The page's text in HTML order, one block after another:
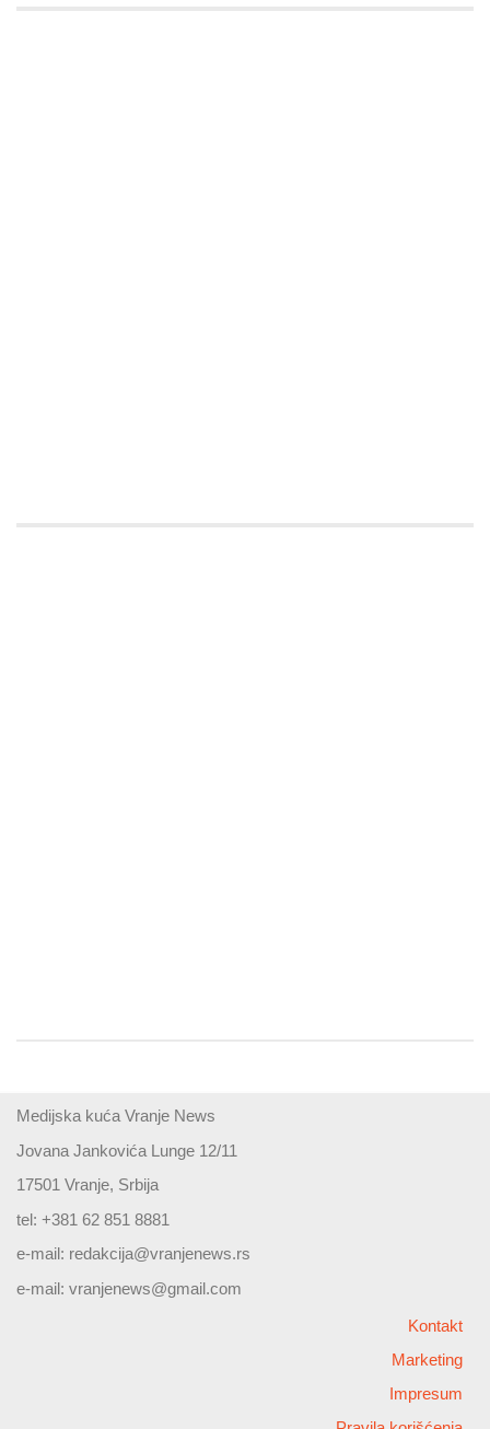
Medijska kuća Vranje News
Jovana Jankovića Lunge 12/11
17501 Vranje, Srbija
tel: +381 62 851 8881
e-mail: redakcija@vranjenews.rs
e-mail: vranjenews@gmail.com
Kontakt
Marketing
Impresum